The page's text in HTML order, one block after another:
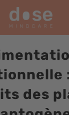
des